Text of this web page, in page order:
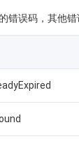
错误码，其他